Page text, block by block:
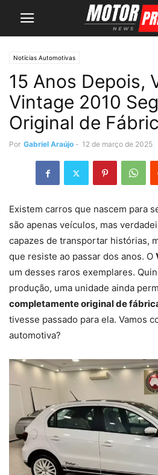
Notícias Automotivas
15 Anos Depois,
Vintage 2010
Original de
Por Gabriel Araújo - 12 de março de 2025
Existem carros que nascem para
são apenas veículos, mas
capazes de transportar histórias,
que resiste ao passar dos anos. O
um desses raros exemplares.
produção, uma unidade ainda
completamente original de
tivesse passado para ela. Vamos
automotiva?